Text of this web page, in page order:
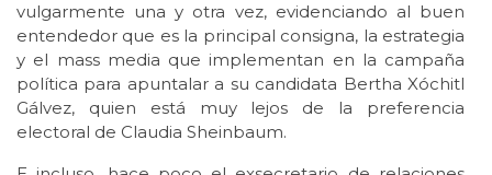
vulgarmente una y otra vez, evidenciando al buen
entendedor que es la principal consigna, la estrategia
y el mass media que implementan en la campaña
política para apuntalar a su candidata Bertha Xóchitl
Gálvez, quien está muy lejos de la preferencia
electoral de Claudia Sheinbaum.